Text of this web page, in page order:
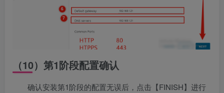
（10）第1阶段配置确认
确认安装第1阶段的配置无误后，点击【FINISH】进行